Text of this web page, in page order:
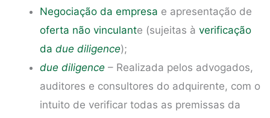
Negociação da empresa e apresentação de
oferta não vinculante (sujeitas à verificação
da due diligence);
due diligence – Realizada pelos advogados,
auditores e consultores do adquirente, com o
intuito de verificar todas as premissas da